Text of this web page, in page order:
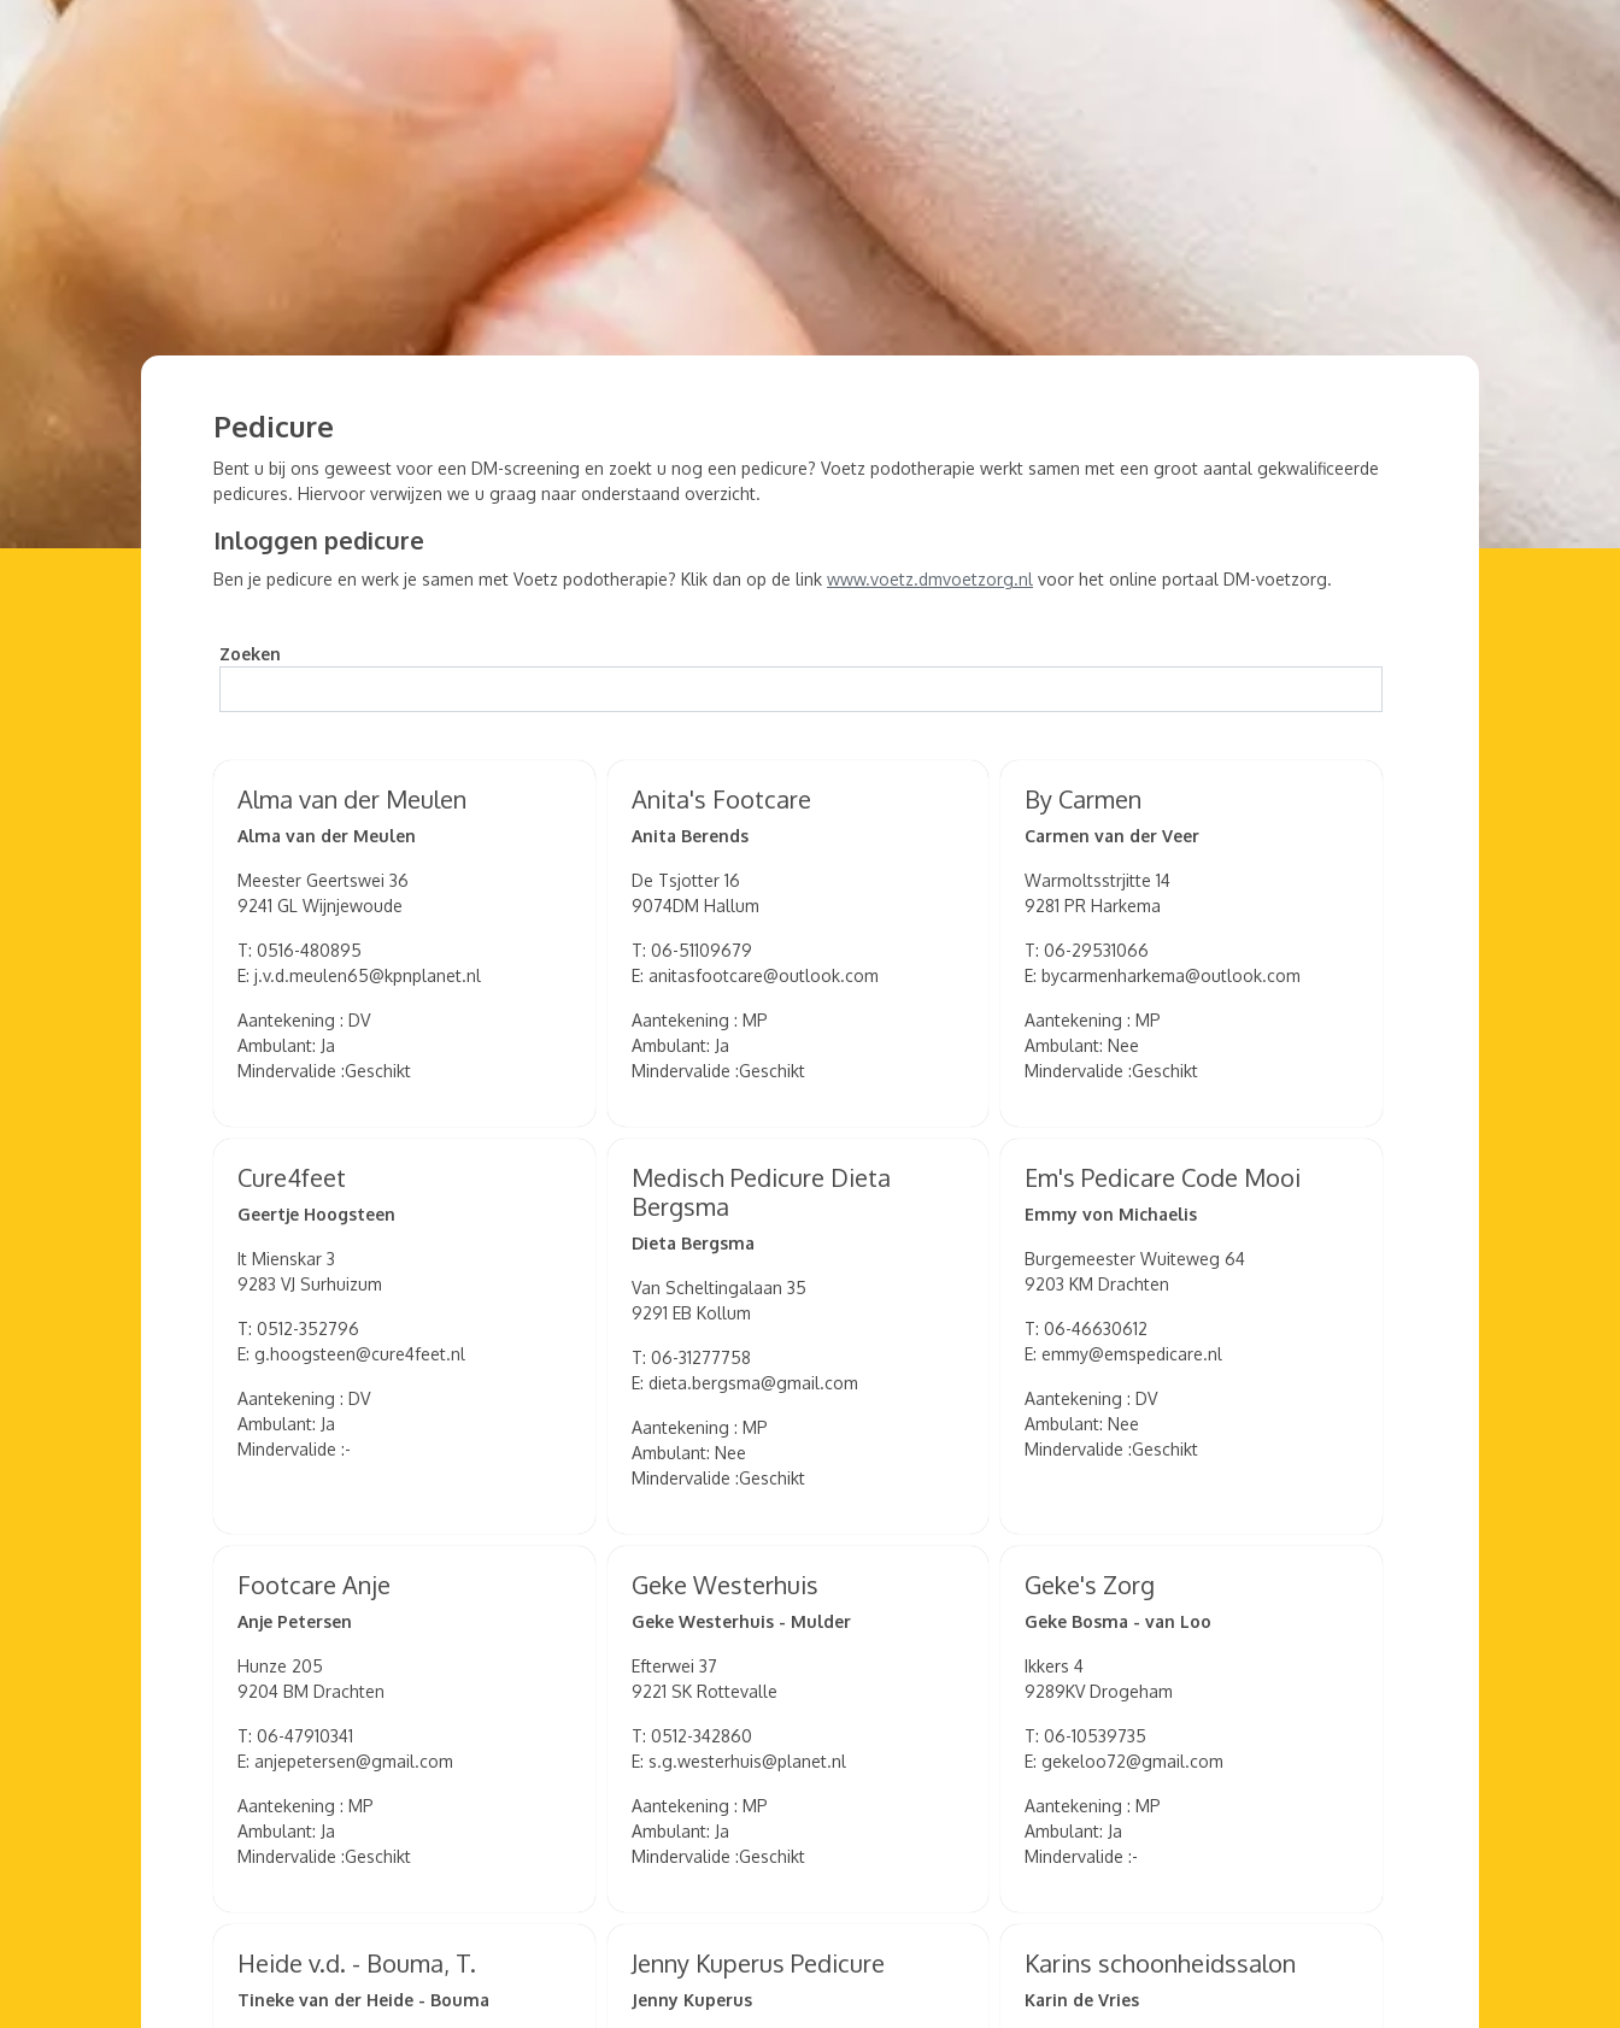
Pedicure
Bent u bij ons geweest voor een DM-screening en zoekt u nog een pedicure? Voetz podotherapie werkt samen met een groot aantal gekwalificeerde
pedicures. Hiervoor verwijzen we u graag naar onderstaand overzicht.
Inloggen pedicure
Ben je pedicure en werk je samen met Voetz podotherapie? Klik dan op de link www.voetz.dmvoetzorg.nl voor het online portaal DM-voetzorg.
Zoeken
Alma van der Meulen
Alma van der Meulen
Meester Geertswei 36
9241 GL Wijnjewoude
T: 0516-480895
E: j.v.d.meulen65@kpnplanet.nl
Aantekening : DV
Ambulant: Ja
Mindervalide :Geschikt
Anita's Footcare
Anita Berends
De Tsjotter 16
9074DM Hallum
T: 06-51109679
E: anitasfootcare@outlook.com
Aantekening : MP
Ambulant: Ja
Mindervalide :Geschikt
By Carmen
Carmen van der Veer
Warmoltsstrjitte 14
9281 PR Harkema
T: 06-29531066
E: bycarmenharkema@outlook.com
Aantekening : MP
Ambulant: Nee
Mindervalide :Geschikt
Cure4feet
Geertje Hoogsteen
It Mienskar 3
9283 VJ Surhuizum
T: 0512-352796
E: g.hoogsteen@cure4feet.nl
Aantekening : DV
Ambulant: Ja
Mindervalide :-
Medisch Pedicure Dieta
Bergsma
Dieta Bergsma
Van Scheltingalaan 35
9291 EB Kollum
T: 06-31277758
E: dieta.bergsma@gmail.com
Aantekening : MP
Ambulant: Nee
Mindervalide :Geschikt
Em's Pedicare Code Mooi
Emmy von Michaelis
Burgemeester Wuiteweg 64
9203 KM Drachten
T: 06-46630612
E: emmy@emspedicare.nl
Aantekening : DV
Ambulant: Nee
Mindervalide :Geschikt
Footcare Anje
Anje Petersen
Hunze 205
9204 BM Drachten
T: 06-47910341
E: anjepetersen@gmail.com
Aantekening : MP
Ambulant: Ja
Mindervalide :Geschikt
Geke Westerhuis
Geke Westerhuis - Mulder
Efterwei 37
9221 SK Rottevalle
T: 0512-342860
E: s.g.westerhuis@planet.nl
Aantekening : MP
Ambulant: Ja
Mindervalide :Geschikt
Geke's Zorg
Geke Bosma - van Loo
Ikkers 4
9289KV Drogeham
T: 06-10539735
E: gekeloo72@gmail.com
Aantekening : MP
Ambulant: Ja
Mindervalide :-
Heide v.d. - Bouma, T.
Tineke van der Heide - Bouma
Jenny Kuperus Pedicure
Jenny Kuperus
Karins schoonheidssalon
Karin de Vries